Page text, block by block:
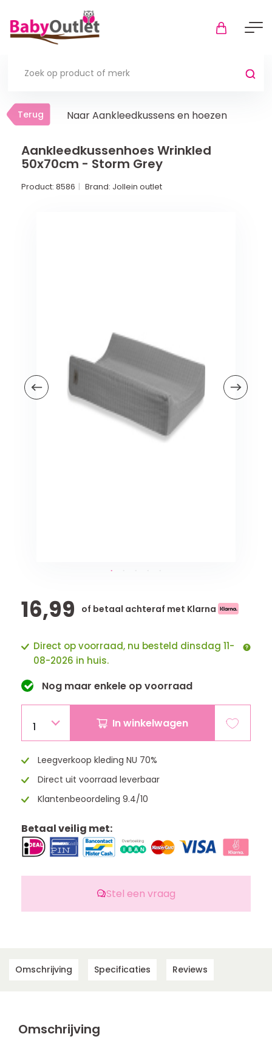
Terug
Thuis
Veiligheid buiten de deur
Kinderstoelen
Terug Naar Aankleedkussens en hoezen
Aankleedkussenhoes Wrinkled
50x70cm - Storm Grey
Product: 8586 Brand: Jollein outlet
16,99 of betaal achteraf met Klarna
Direct op voorraad, nu besteld dinsdag 11-
08-2026 in huis.
Nog maar enkele op voorraad
1 In winkelwagen
Leegverkoop kleding NU 70%
Direct uit voorraad leverbaar
Klantenbeoordeling 9.4/10
Betaal veilig met:
Stel een vraag
Omschrijving Specificaties Reviews
Omschrijving